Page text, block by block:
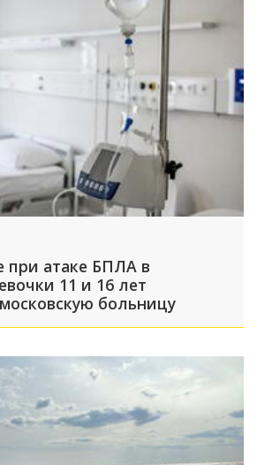
при атаке БПЛА в
11 и 16 лет
больницу